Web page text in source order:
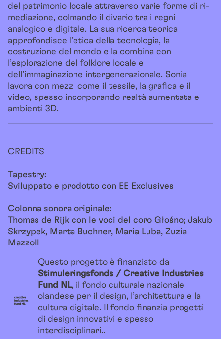
del patrimonio locale attraverso varie forme di ri-
mediazione, colmando il divario tra i regni
analogico e digitale. La sua ricerca teorica
approfondisce l’etica della tecnologia, la
costruzione del mondo e la combina con
l’esplorazione del folklore locale e
dell’immaginazione intergenerazionale. Sonia
lavora con mezzi come il tessile, la grafica e il
video, spesso incorporando realtà aumentata e
ambienti 3D.
CREDITS
Tapestry:
Sviluppato e prodotto con EE Exclusives
Colonna sonora originale:
Thomas de Rijk con le voci del coro Głośno; Jakub
Skrzypek, Marta Buchner, Maria Luba, Zuzia
Mazzoll
Questo progetto è finanziato da
Stimuleringsfonds / Creative Industries
Fund NL, il fondo culturale nazionale
olandese per il design, l’architettura e la
cultura digitale. Il fondo finanzia progetti
di design innovativi e spesso
interdisciplinari..